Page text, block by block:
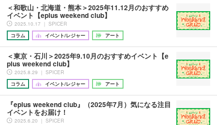
＜和歌山・北海道・熊本＞2025年11.12月のおすすめ
イベント【eplus weekend club】
2025.10.17 ｜ SPICER
コラム
イベント/レジャー アート
＜東京・石川＞2025年9.10月のおすすめイベント【e
plus weekend club】
2025.8.29 ｜ SPICER
コラム
イベント/レジャー アート
『eplus weekend club』（2025年7月）気になる注目
イベントをお届け！
2025.6.20 ｜ SPICER